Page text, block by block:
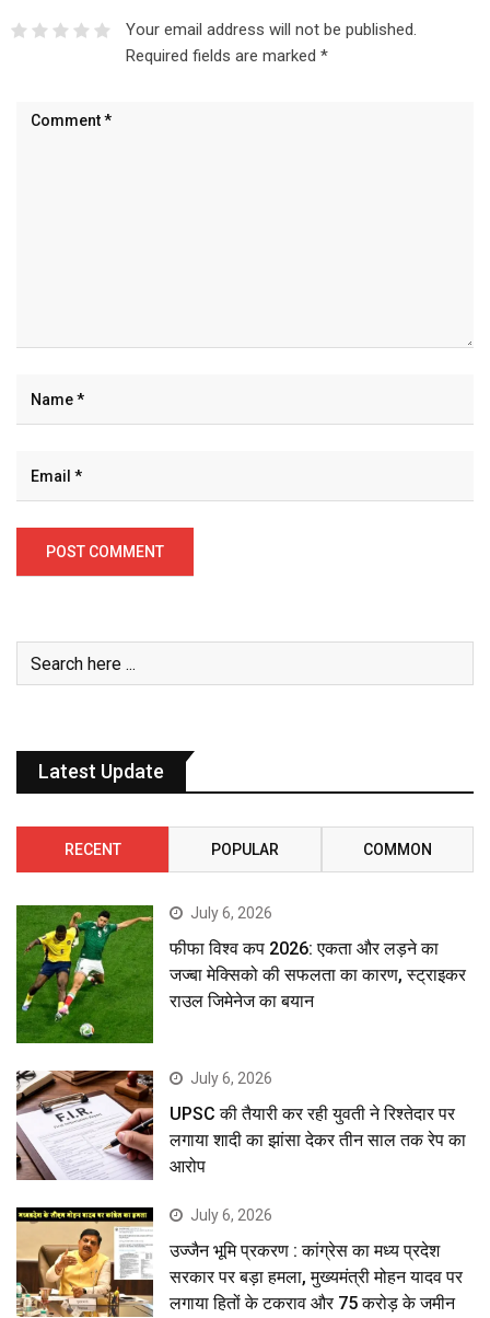
Your email address will not be published.
Required fields are marked *
Latest Update
RECENT POPULAR COMMON
July 6, 2026
फीफा विश्व कप 2026: एकता और लड़ने का
जज्बा मेक्सिको की सफलता का कारण, स्ट्राइकर
राउल जिमेनेज का बयान
July 6, 2026
UPSC की तैयारी कर रही युवती ने रिश्तेदार पर
लगाया शादी का झांसा देकर तीन साल तक रेप का
आरोप
July 6, 2026
उज्जैन भूमि प्रकरण : कांग्रेस का मध्य प्रदेश
सरकार पर बड़ा हमला, मुख्यमंत्री मोहन यादव पर
लगाया हितों के टकराव और 75 करोड़ के जमीन